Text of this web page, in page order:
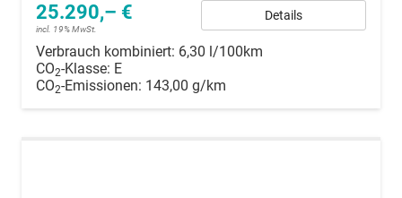
25.290,– €
incl. 19% MwSt.
Details
Verbrauch kombiniert: 6,30 l/100km
CO2-Klasse: E
CO2-Emissionen: 143,00 g/km